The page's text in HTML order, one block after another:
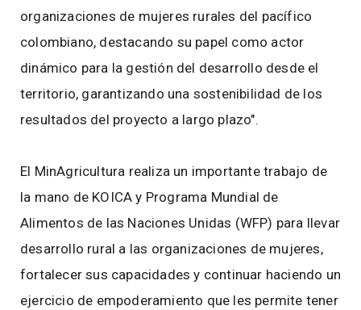
organizaciones de mujeres rurales del pacífico
colombiano, destacando su papel como actor
dinámico para la gestión del desarrollo desde el
territorio, garantizando una sostenibilidad de los
resultados del proyecto a largo plazo".
El MinAgricultura realiza un importante trabajo de
la mano de KOICA y Programa Mundial de
Alimentos de las Naciones Unidas (WFP) para llevar
desarrollo rural a las organizaciones de mujeres,
fortalecer sus capacidades y continuar haciendo un
ejercicio de empoderamiento que les permite tener